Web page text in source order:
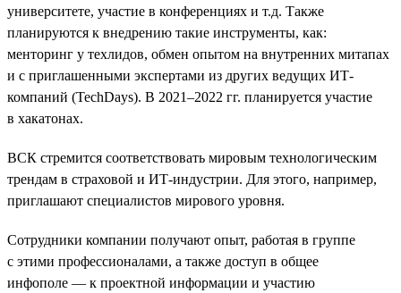
университете, участие в конференциях и т.д. Также
планируются к внедрению такие инструменты, как:
менторинг у техлидов, обмен опытом на внутренних митапах
и с приглашенными экспертами из других ведущих ИТ-
компаний (TechDays). В 2021–2022 гг. планируется участие
в хакатонах.
ВСК стремится соответствовать мировым технологическим
трендам в страховой и ИТ-индустрии. Для этого, например,
приглашают специалистов мирового уровня.
Сотрудники компании получают опыт, работая в группе
с этими профессионалами, а также доступ в общее
инфополе — к проектной информации и участию